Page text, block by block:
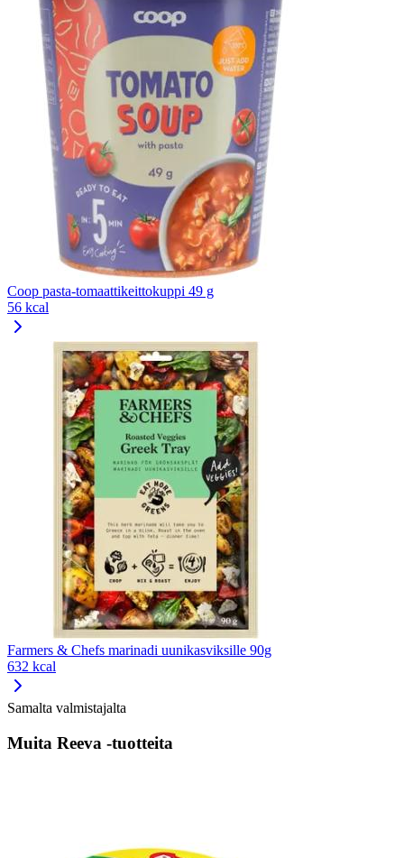
Coop pasta-tomaattikeittokuppi 49 g
56 kcal
Farmers & Chefs marinadi uunikasviksille 90g
632 kcal
Samalta valmistajalta
Muita Reeva -tuotteita